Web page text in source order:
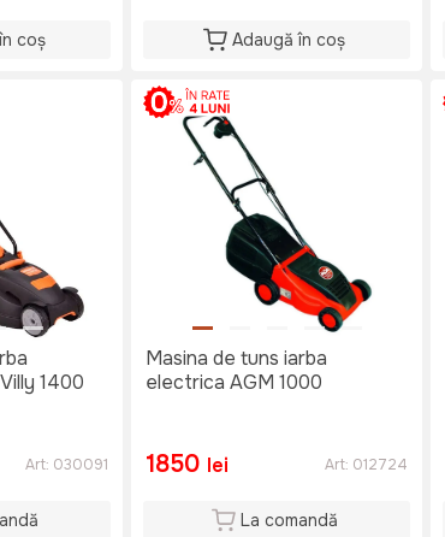
coș Adaugă în coș
1400
Art: 030091
Masina de tuns iarba
electrica AGM 1000
1850 lei Art: 012724
La comandă